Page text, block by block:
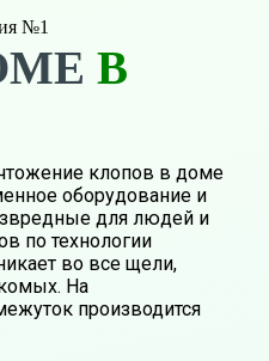
№1
В
клопов в доме
оборудование и
для людей и
по технологии
во все щели,
На
производится